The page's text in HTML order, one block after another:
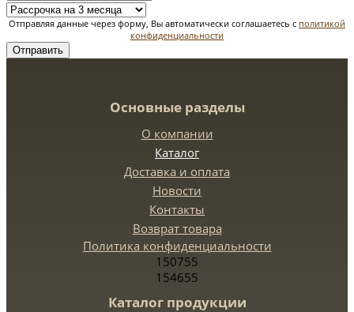
Отправляя данные через форму, Вы автоматически соглашаетесь с политикой
конфиденциальности
Отправить
Основные разделы
О компании
Каталог
Доставка и оплата
Новости
Контакты
Возврат товара
Политика конфиденциальности
150755
154655
Каталог продукции